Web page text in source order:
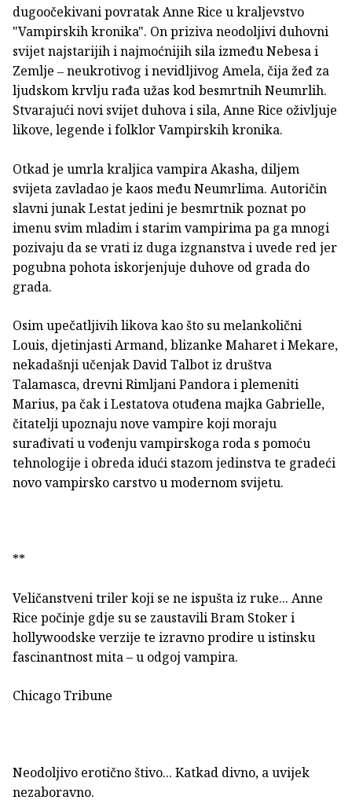
dugoočekivani povratak Anne Rice u kraljevstvo
"Vampirskih kronika". On priziva neodoljivi duhovni
svijet najstarijih i najmoćnijih sila između Nebesa i
Zemlje ‒ neukrotivog i nevidljivog Amela, čija žeđ za
ljudskom krvlju rađa užas kod besmrtnih Neumrlih.
Stvarajući novi svijet duhova i sila, Anne Rice oživljuje
likove, legende i folklor Vampirskih kronika.
Otkad je umrla kraljica vampira Akasha, diljem
svijeta zavladao je kaos među Neumrlima. Autoričin
slavni junak Lestat jedini je besmrtnik poznat po
imenu svim mladim i starim vampirima pa ga mnogi
pozivaju da se vrati iz duga izgnanstva i uvede red jer
pogubna pohota iskorjenjuje duhove od grada do
grada.
Osim upečatljivih likova kao što su melankolični
Louis, djetinjasti Armand, blizanke Maharet i Mekare,
nekadašnji učenjak David Talbot iz društva
Talamasca, drevni Rimljani Pandora i plemeniti
Marius, pa čak i Lestatova otuđena majka Gabrielle,
čitatelji upoznaju nove vampire koji moraju
surađivati u vođenju vampirskoga roda s pomoću
tehnologije i obreda idući stazom jedinstva te gradeći
novo vampirsko carstvo u modernom svijetu.
**
Veličanstveni triler koji se ne ispušta iz ruke... Anne
Rice počinje gdje su se zaustavili Bram Stoker i
hollywoodske verzije te izravno prodire u istinsku
fascinantnost mita – u odgoj vampira.
Chicago Tribune
Neodoljivo erotično štivo... Katkad divno, a uvijek
nezaboravno.